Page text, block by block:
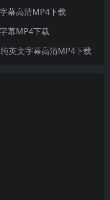
幕高清MP4下载
幕MP4下载
英文字幕高清MP4下载